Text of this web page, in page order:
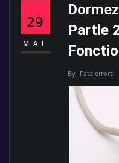
29
MAI
Partie
By Fatalerrors